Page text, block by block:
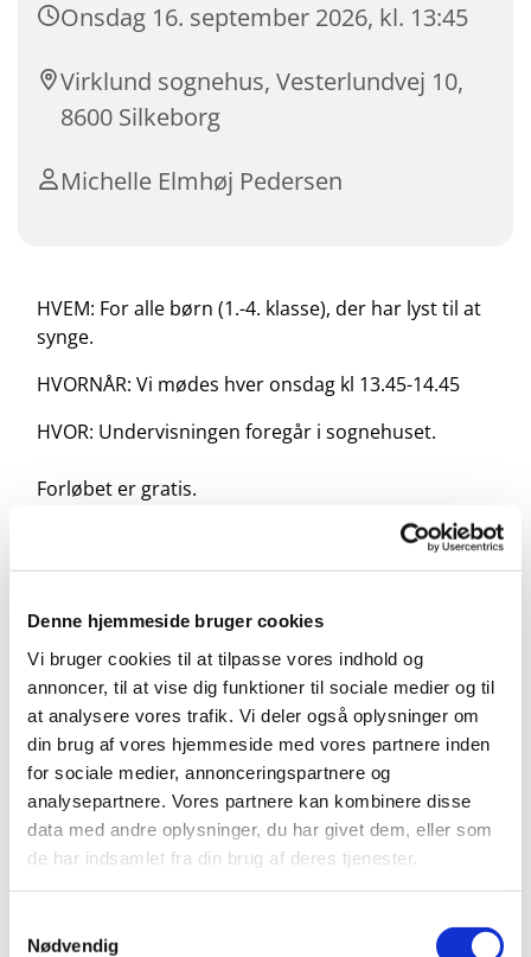
Denne hjemmeside bruger cookies
Vi bruger cookies til at tilpasse vores indhold og
annoncer, til at vise dig funktioner til sociale medier og til
at analysere vores trafik. Vi deler også oplysninger om
din brug af vores hjemmeside med vores partnere inden
for sociale medier, annonceringspartnere og
analysepartnere. Vores partnere kan kombinere disse
data med andre oplysninger, du har givet dem, eller som
de har indsamlet fra din brug af deres tjenester.
Nødvendig
Onsdag 16. september 2026, kl. 13:45
Virklund sognehus, Vesterlundvej 10,
8600 Silkeborg
Michelle Elmhøj Pedersen
HVEM: For alle børn (1.-4. klasse), der har lyst til at
synge.
HVORNÅR: Vi mødes hver onsdag kl 13.45-14.45
HVOR: Undervisningen foregår i sognehuset.
Forløbet er gratis.
https://forms.churchdesk.com/f...